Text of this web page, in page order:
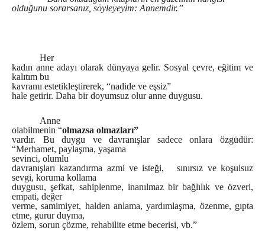
olduğunu sorarsanız, söyleyeyim: Annemdir.”
Her
kadın anne adayı olarak dünyaya gelir. Sosyal çevre, eğitim ve
kalıtım bu
kavramı estetikleştirerek, “nadide ve eşsiz”
hale getirir. Daha bir doyumsuz olur anne duygusu.
Anne
olabilmenin “olmazsa olmazları”
vardır. Bu duygu ve davranışlar sadece onlara özgüdür:
“Merhamet, paylaşma, yaşama
sevinci, olumlu
davranışları kazandırma azmi ve isteği, sınırsız ve koşulsuz
sevgi, koruma kollama
duygusu, şefkat, sahiplenme, inanılmaz bir bağlılık ve özveri,
empati, değer
verme, samimiyet, halden anlama, yardımlaşma, özenme, gıpta
etme, gurur duyma,
özlem, sorun çözme, rehabilite etme becerisi, vb.”